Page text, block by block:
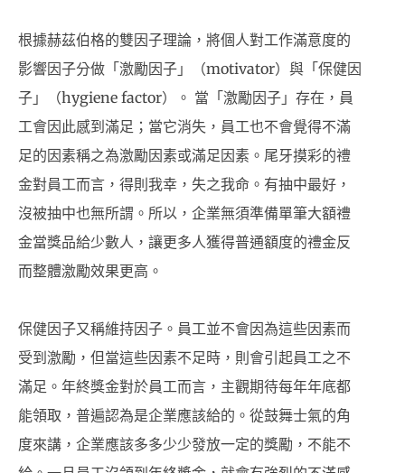
根據赫茲伯格的雙因子理論，將個人對工作滿意度的
影響因子分做「激勵因子」（motivator）與「保健因
子」（hygiene factor）。 當「激勵因子」存在，員
工會因此感到滿足；當它消失，員工也不會覺得不滿
足的因素稱之為激勵因素或滿足因素。尾牙摸彩的禮
金對員工而言，得則我幸，失之我命。有抽中最好，
沒被抽中也無所謂。所以，企業無須準備單筆大額禮
金當獎品給少數人，讓更多人獲得普通額度的禮金反
而整體激勵效果更高。
保健因子又稱維持因子。員工並不會因為這些因素而
受到激勵，但當這些因素不足時，則會引起員工之不
滿足。年終獎金對於員工而言，主觀期待每年年底都
能領取，普遍認為是企業應該給的。從鼓舞士氣的角
度來講，企業應該多多少少發放一定的獎勵，不能不